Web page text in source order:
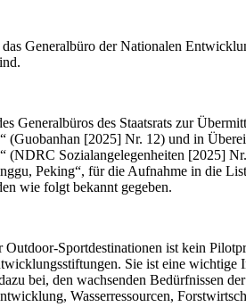
Generalbüro der Nationalen
Generalbüros des Staatsrats zur
(Guobanhan [2025] Nr. 12) und in
(NDRC Sozialangelegenheiten [2025]
Peking“, für die Aufnahme in die
wie folgt bekannt gegeben.
Sportdestinationen ist kein
Sie ist eine
bei, den wachsenden Bedürfnissen
Wasserressourcen,